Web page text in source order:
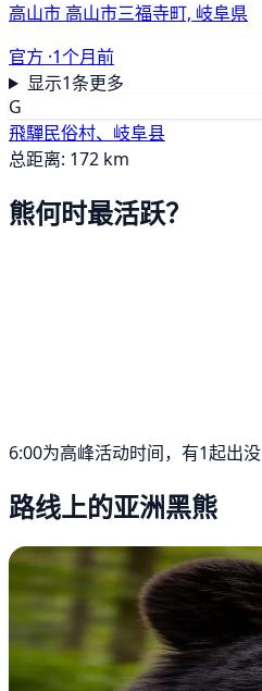
高山市 高山市三福寺町, 岐阜県
官方 ·1个月前
显示1条更多
G
飛驒民俗村、岐阜县
总距离: 172 km
熊何时最活跃？
6:00为高峰活动时间，有1起出没
路线上的亚洲黑熊